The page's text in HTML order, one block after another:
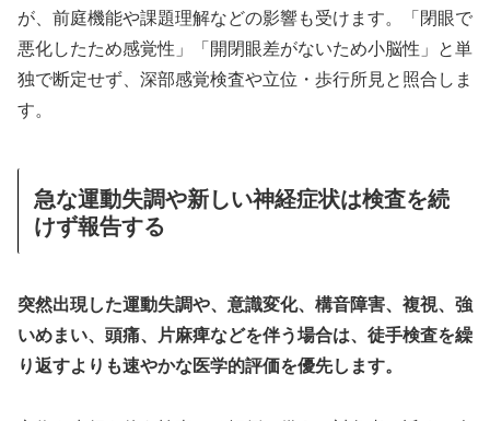
が、前庭機能や課題理解などの影響も受けます。「閉眼で
悪化したため感覚性」「開閉眼差がないため小脳性」と単
独で断定せず、深部感覚検査や立位・歩行所見と照合しま
す。
急な運動失調や新しい神経症状は検査を続
けず報告する
突然出現した運動失調や、意識変化、構音障害、複視、強
いめまい、頭痛、片麻痺などを伴う場合は、徒手検査を繰
り返すよりも速やかな医学的評価を優先します。